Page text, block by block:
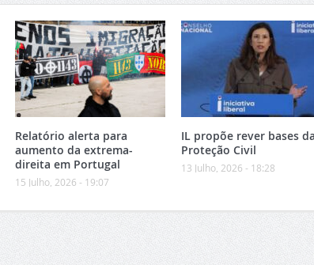
Relatório alerta para
aumento da extrema-
direita em Portugal
15 Julho, 2026 - 19:07
IL propõe rever bases
Proteção Civil
13 Julho, 2026 - 18:28